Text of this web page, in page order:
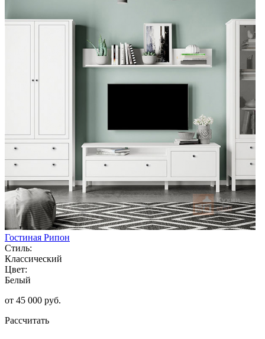
Гостиная Рипон
Стиль:
Классический
Цвет:
Белый
от 45 000 руб.
Рассчитать